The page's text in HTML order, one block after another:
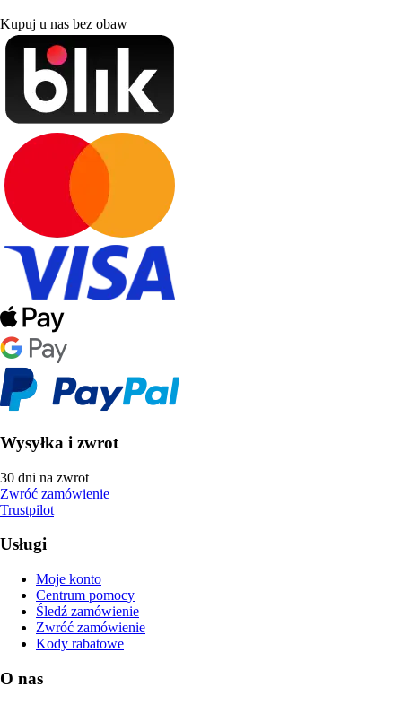
Kupuj u nas bez obaw
Wysyłka i zwrot
30 dni na zwrot
Zwróć zamówienie
Trustpilot
Usługi
Moje konto
Centrum pomocy
Śledź zamówienie
Zwróć zamówienie
Kody rabatowe
O nas